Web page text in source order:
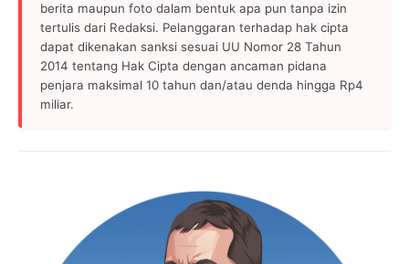
berita maupun foto dalam bentuk apa pun tanpa izin
tertulis dari Redaksi. Pelanggaran terhadap hak cipta
dapat dikenakan sanksi sesuai UU Nomor 28 Tahun
2014 tentang Hak Cipta dengan ancaman pidana
penjara maksimal 10 tahun dan/atau denda hingga Rp4
miliar.